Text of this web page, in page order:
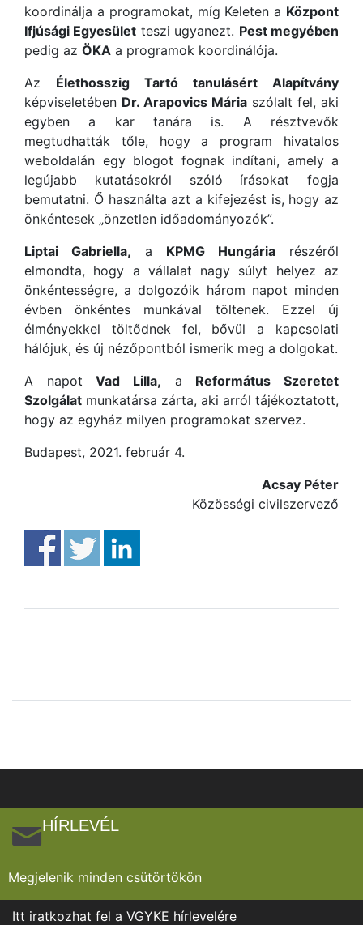
koordinálja a programokat, míg Keleten a Központ
Ifjúsági Egyesület teszi ugyanezt. Pest megyében
pedig az ÖKA a programok koordinálója.
Az Élethosszig Tartó tanulásért Alapítvány
képviseletében Dr. Arapovics Mária szólalt fel, aki
egyben a kar tanára is. A résztvevők
megtudhatták tőle, hogy a program hivatalos
weboldalán egy blogot fognak indítani, amely a
legújabb kutatásokról szóló írásokat fogja
bemutatni. Ő használta azt a kifejezést is, hogy az
önkéntesek „önzetlen időadományozók”.
Liptai Gabriella, a KPMG Hungária részéről
elmondta, hogy a vállalat nagy súlyt helyez az
önkéntességre, a dolgozóik három napot minden
évben önkéntes munkával töltenek. Ezzel új
élményekkel töltődnek fel, bővül a kapcsolati
hálójuk, és új nézőpontból ismerik meg a dolgokat.
A napotVad Lilla, a Református Szeretet
Szolgálat munkatársa zárta, aki arról tájékoztatott,
hogy az egyház milyen programokat szervez.
Budapest, 2021. február 4.
Acsay Péter
Közösségi civilszervező
HÍRLEVÉL
Megjelenik minden csütörtökön
Itt iratkozhat fel a VGYKE hírlevelére